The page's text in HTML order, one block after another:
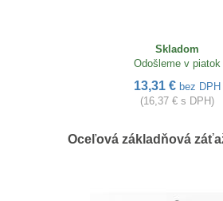
Skladom
Odošleme v piatok
13,31 € bez DPH
(16,37 € s DPH)
Oceľová základňová